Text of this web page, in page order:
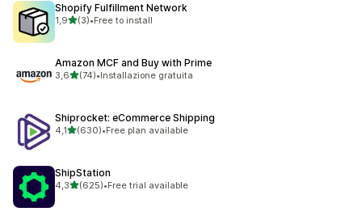
Shopify Fulfillment Network
1,9stelle su 5
(3)
3 recensioni totali
•Free to install
Amazon MCF and Buy with Prime
3,6stelle su 5
(74)
74 recensioni totali
•Installazione gratuita
Shiprocket: eCommerce Shipping
4,1stelle su 5
(630)
630 recensioni totali
•Free plan available
ShipStation
4,3stelle su 5
(625)
625 recensioni totali
•Free trial available